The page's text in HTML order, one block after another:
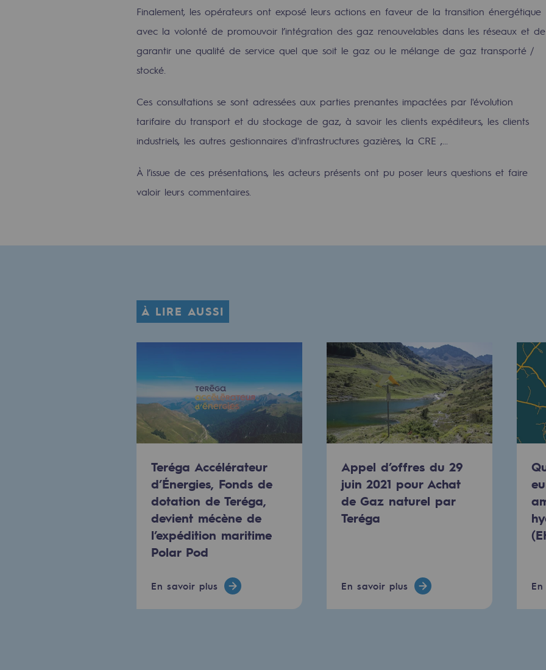
Responsabilité environnementale
BE POSITIF, le programme de responsabilité environnementale
Limitation des émissions atmosphériques
Gestion de l'énergie
Préservation de la biodiversité
Gestion des impacts
Responsabilité sociale et territoriale
Energiz Mouv
Le programme social et territorial de Teréga
Engagements auprès des territoires
Notre investissement dans les compétences
Finalement, les opérateurs ont exposé leurs actions en faveur de la transition énergétique
avec la volonté de promouvoir l’intégration des gaz renouvelables dans les réseaux et de
garantir une qualité de service quel que soit le gaz ou le mélange de gaz transporté /
stocké.
Ces consultations se sont adressées aux parties prenantes impactées par l'évolution
tarifaire du transport et du stockage de gaz, à savoir les clients expéditeurs, les clients
industriels, les autres gestionnaires d'infrastructures gazières, la CRE ,...
À l’issue de ces présentations, les acteurs présents ont pu poser leurs questions et faire
valoir leurs commentaires.
À LIRE AUSSI
Teréga Accélérateur
d’Énergies, Fonds de
dotation de Teréga,
devient mécène de
l’expédition maritime
Polar Pod
En savoir plus
Appel d’offres du 29
juin 2021 pour Achat
de Gaz naturel par
Teréga
En savoir plus